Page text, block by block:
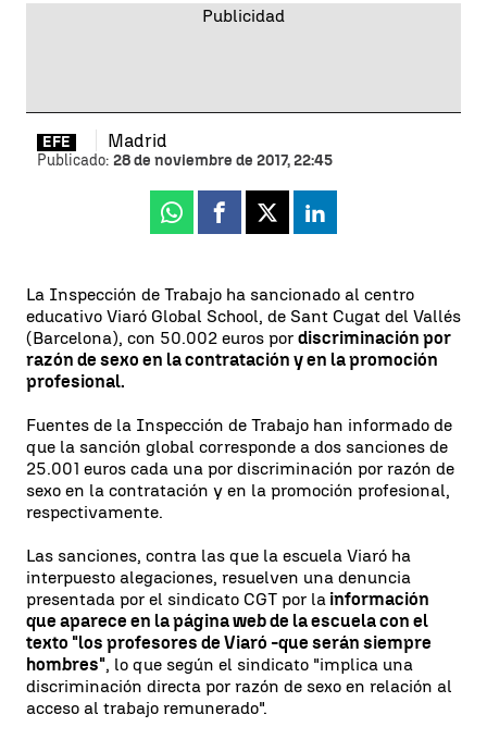
EFE Madrid
Publicado: 28 de noviembre de 2017, 22:45
Whatsapp
Facebook
X Linkedin
La Inspección de Trabajo ha sancionado al centro
educativo Viaró Global School, de Sant Cugat del Vallés
(Barcelona), con 50.002 euros por discriminación por
razón de sexo en la contratación y en la promoción
profesional.
Fuentes de la Inspección de Trabajo han informado de
que la sanción global corresponde a dos sanciones de
25.001 euros cada una por discriminación por razón de
sexo en la contratación y en la promoción profesional,
respectivamente.
Las sanciones, contra las que la escuela Viaró ha
interpuesto alegaciones, resuelven una denuncia
presentada por el sindicato CGT por la información
que aparece en la página web de la escuela con el
texto "los profesores de Viaró -que serán siempre
hombres", lo que según el sindicato "implica una
discriminación directa por razón de sexo en relación al
acceso al trabajo remunerado".